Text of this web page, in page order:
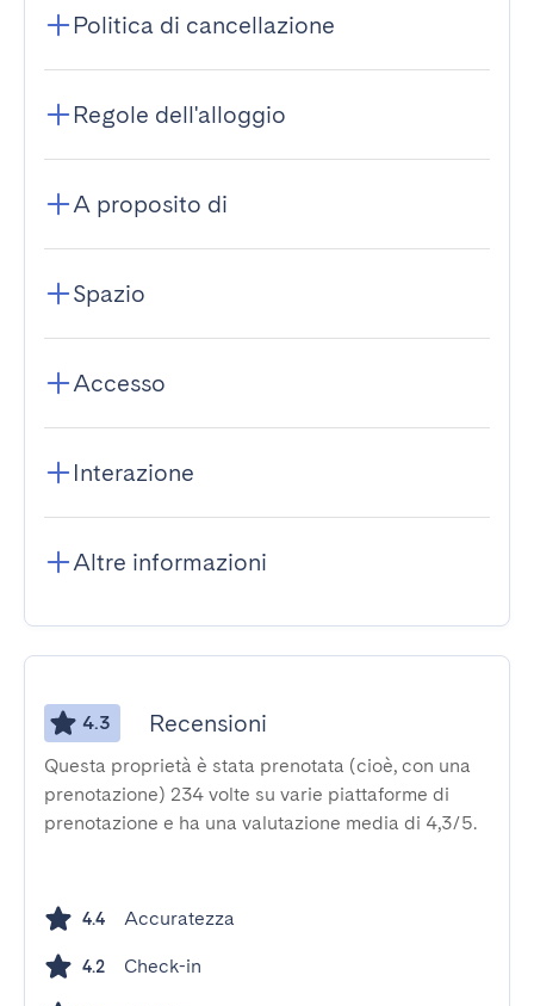
Politica di cancellazione
Regole dell'alloggio
A proposito di
Spazio
Accesso
Interazione
Altre informazioni
4.3 Recensioni
Questa proprietà è stata prenotata (cioè, con una
prenotazione) 234 volte su varie piattaforme di
prenotazione e ha una valutazione media di 4,3/5.
4.4 Accuratezza
4.2 Check-in